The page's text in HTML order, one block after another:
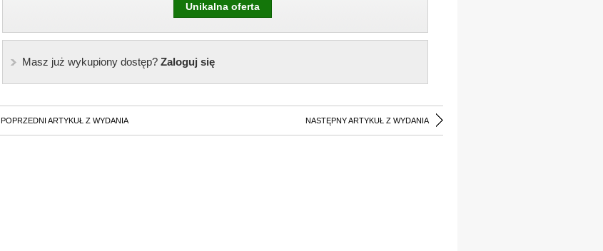
Unikalna oferta
Masz już wykupiony dostęp?Zaloguj się
POPRZEDNI ARTYKUŁ Z WYDANIA NASTĘPNY ARTYKUŁ Z WYDANIA